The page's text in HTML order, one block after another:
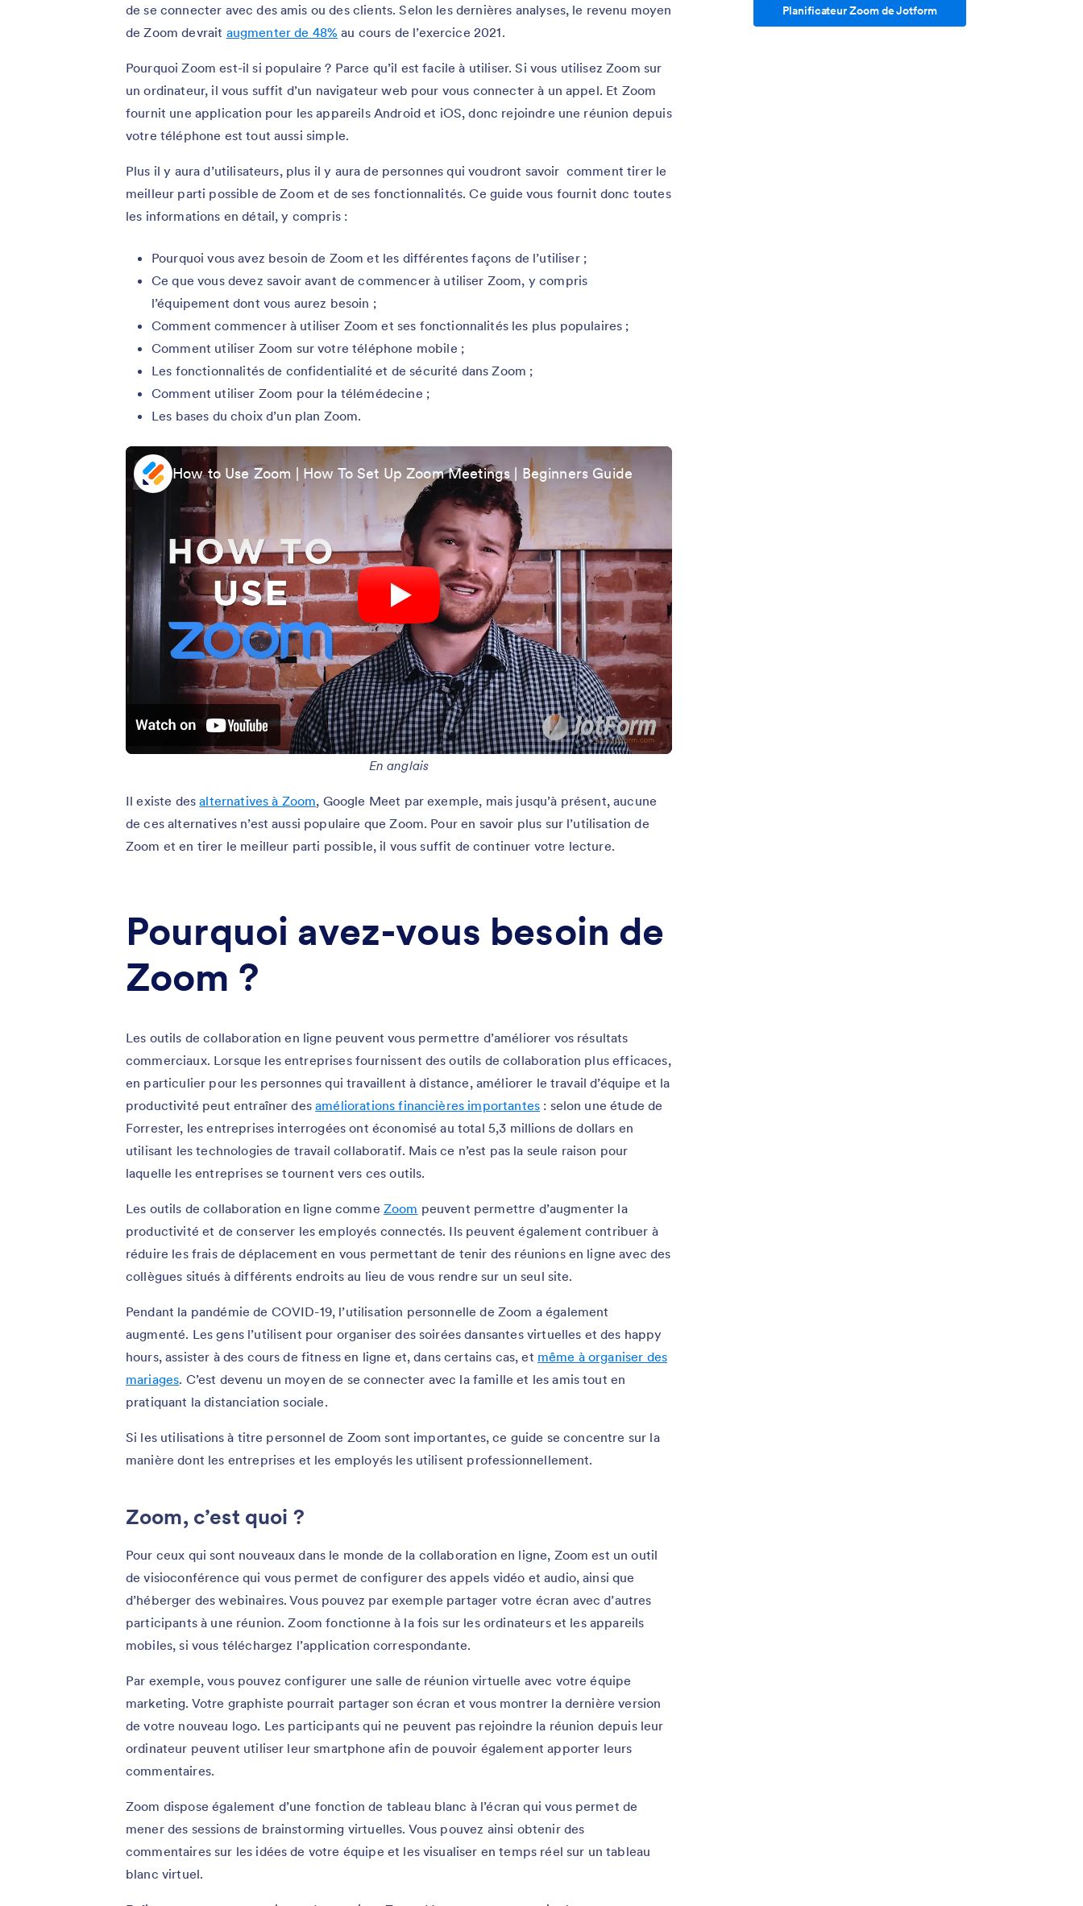
Planificateur Zoom de Jotform
de se connecter avec des amis ou des clients. Selon les dernières analyses, le revenu moyen
de Zoom devrait augmenter de 48% au cours de l’exercice 2021.
Pourquoi Zoom est-il si populaire ? Parce qu’il est facile à utiliser. Si vous utilisez Zoom sur
un ordinateur, il vous suffit d’un navigateur web pour vous connecter à un appel. Et Zoom
fournit une application pour les appareils Android et iOS, donc rejoindre une réunion depuis
votre téléphone est tout aussi simple.
Plus il y aura d’utilisateurs, plus il y aura de personnes qui voudront savoir comment tirer le
meilleur parti possible de Zoom et de ses fonctionnalités. Ce guide vous fournit donc toutes
les informations en détail, y compris :
Pourquoi vous avez besoin de Zoom et les différentes façons de l’utiliser ;
Ce que vous devez savoir avant de commencer à utiliser Zoom, y compris
l’équipement dont vous aurez besoin ;
Comment commencer à utiliser Zoom et ses fonctionnalités les plus populaires ;
Comment utiliser Zoom sur votre téléphone mobile ;
Les fonctionnalités de confidentialité et de sécurité dans Zoom ;
Comment utiliser Zoom pour la télémédecine ;
Les bases du choix d’un plan Zoom.
How to Use Zoom | How To Set Up Zoom Meetings | Beginners Guide
En anglais
Il existe desalternatives à Zoom, Google Meet par exemple, mais jusqu’à présent, aucune
de ces alternatives n’est aussi populaire que Zoom. Pour en savoir plus sur l’utilisation de
Zoom et en tirer le meilleur parti possible, il vous suffit de continuer votre lecture.
Pourquoi avez-vous besoin de
Zoom ?
Les outils de collaboration en ligne peuvent vous permettre d’améliorer vos résultats
commerciaux. Lorsque les entreprises fournissent des outils de collaboration plus efficaces,
en particulier pour les personnes qui travaillent à distance, améliorer le travail d’équipe et la
productivité peut entraîner desaméliorations financières importantes : selon une étude de
Forrester, les entreprises interrogées ont économisé au total 5,3 millions de dollars en
utilisant les technologies de travail collaboratif. Mais ce n’est pas la seule raison pour
laquelle les entreprises se tournent vers ces outils.
Les outils de collaboration en ligne comme Zoom peuvent permettre d’augmenter la
productivité et de conserver les employés connectés. Ils peuvent également contribuer à
réduire les frais de déplacement en vous permettant de tenir des réunions en ligne avec des
collègues situés à différents endroits au lieu de vous rendre sur un seul site.
Pendant la pandémie de COVID-19, l’utilisation personnelle de Zoom a également
augmenté. Les gens l’utilisent pour organiser des soirées dansantes virtuelles et des happy
hours, assister à des cours de fitness en ligne et, dans certains cas, et même à organiser des
mariages. C’est devenu un moyen de se connecter avec la famille et les amis tout en
pratiquant la distanciation sociale.
Si les utilisations à titre personnel de Zoom sont importantes, ce guide se concentre sur la
manière dont les entreprises et les employés les utilisent professionnellement.
Zoom, c’est quoi ?
Pour ceux qui sont nouveaux dans le monde de la collaboration en ligne, Zoom est un outil
de visioconférence qui vous permet de configurer des appels vidéo et audio, ainsi que
d’héberger des webinaires. Vous pouvez par exemple partager votre écran avec d’autres
participants à une réunion. Zoom fonctionne à la fois sur les ordinateurs et les appareils
mobiles, si vous téléchargez l’application correspondante.
Par exemple, vous pouvez configurer une salle de réunion virtuelle avec votre équipe
marketing. Votre graphiste pourrait partager son écran et vous montrer la dernière version
de votre nouveau logo. Les participants qui ne peuvent pas rejoindre la réunion depuis leur
ordinateur peuvent utiliser leur smartphone afin de pouvoir également apporter leurs
commentaires.
Zoom dispose également d’une fonction de tableau blanc à l’écran qui vous permet de
mener des sessions de brainstorming virtuelles. Vous pouvez ainsi obtenir des
commentaires sur les idées de votre équipe et les visualiser en temps réel sur un tableau
blanc virtuel.